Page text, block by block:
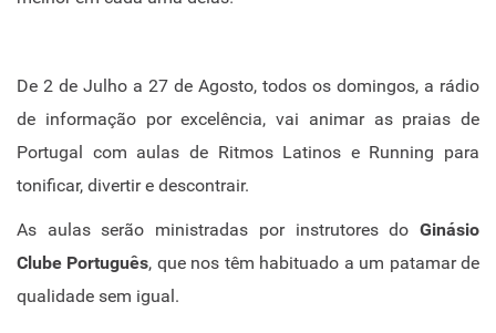
De 2 de Julho a 27 de Agosto, todos os domingos, a rádio
de informação por excelência, vai animar as praias de
Portugal com aulas de Ritmos Latinos e Running para
tonificar, divertir e descontrair.
As aulas serão ministradas por instrutores do Ginásio
Clube Português, que nos têm habituado a um patamar de
qualidade sem igual.